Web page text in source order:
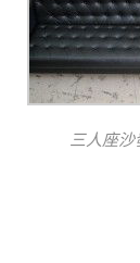
三人座沙